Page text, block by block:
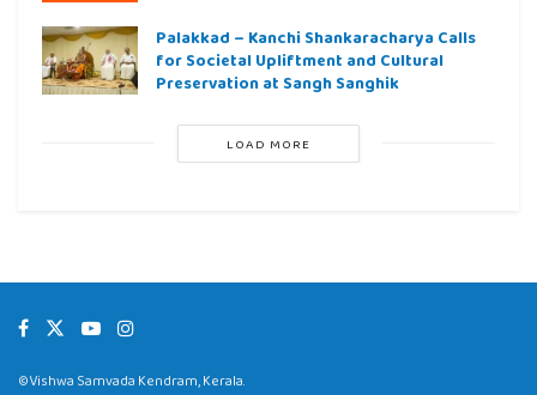
Palakkad – Kanchi Shankaracharya Calls
for Societal Upliftment and Cultural
Preservation at Sangh Sanghik
LOAD MORE
©Vishwa Samvada Kendram, Kerala.